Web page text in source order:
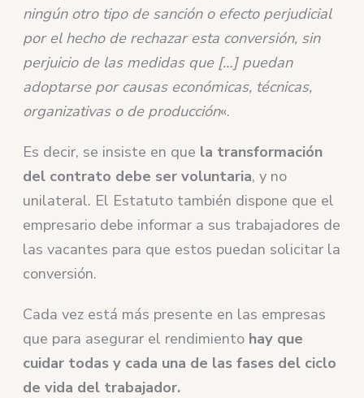
ningún otro tipo de sanción o efecto perjudicial
por el hecho de rechazar esta conversión, sin
perjuicio de las medidas que […] puedan
adoptarse por causas económicas, técnicas,
organizativas o de producción«.
Es decir, se insiste en que la transformación
del contrato debe ser voluntaria, y no
unilateral. El Estatuto también dispone que el
empresario debe informar a sus trabajadores de
las vacantes para que estos puedan solicitar la
conversión.
Cada vez está más presente en las empresas
que para asegurar el rendimiento hay que
cuidar todas y cada una de las fases del ciclo
de vida del trabajador.